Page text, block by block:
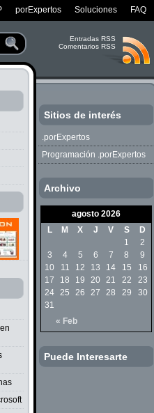
porExpertos Soluciones FAQ
Entradas RSS
Comentarios RSS
Sitios de interés
.porExpertos
Programación .porExpertos
Archivo
agosto 2026
L
M X J V S D
« Feb
1
2
3
4 5 6 7 8
9
10
11 12 13 14 15
16
17
18 19 20 21 22
23
24 25 26 27 28 29
30
31
Puede Interesarte